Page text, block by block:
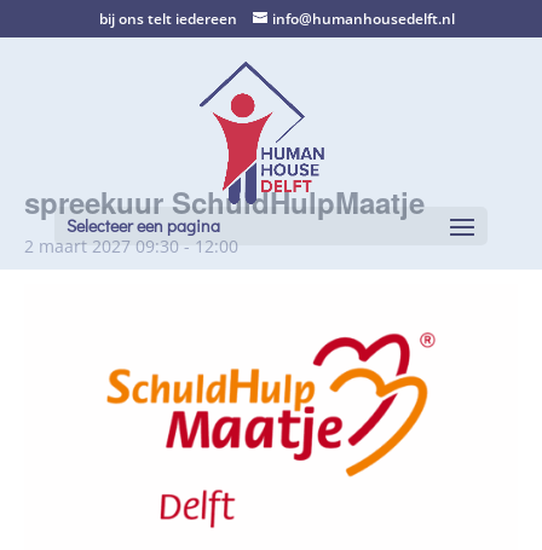
bij ons telt iedereen info@humanhousedelft.nl
Selecteer een pagina
spreekuur SchuldHulpMaatje
2 maart 2027 09:30 - 12:00